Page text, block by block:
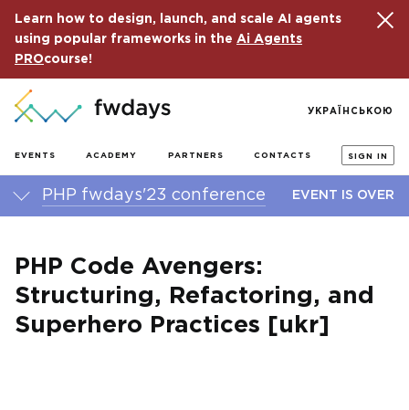
Learn how to design, launch, and scale AI agents
using popular frameworks in the Ai Agents
PROcourse!
EVENTS ACADEMY PARTNERS CONTACTS SIGN IN
УКРАЇНСЬКОЮ
PHP fwdays'23 conference EVENT IS OVER
PHP Code Avengers:
Structuring, Refactoring, and
Superhero Practices [ukr]